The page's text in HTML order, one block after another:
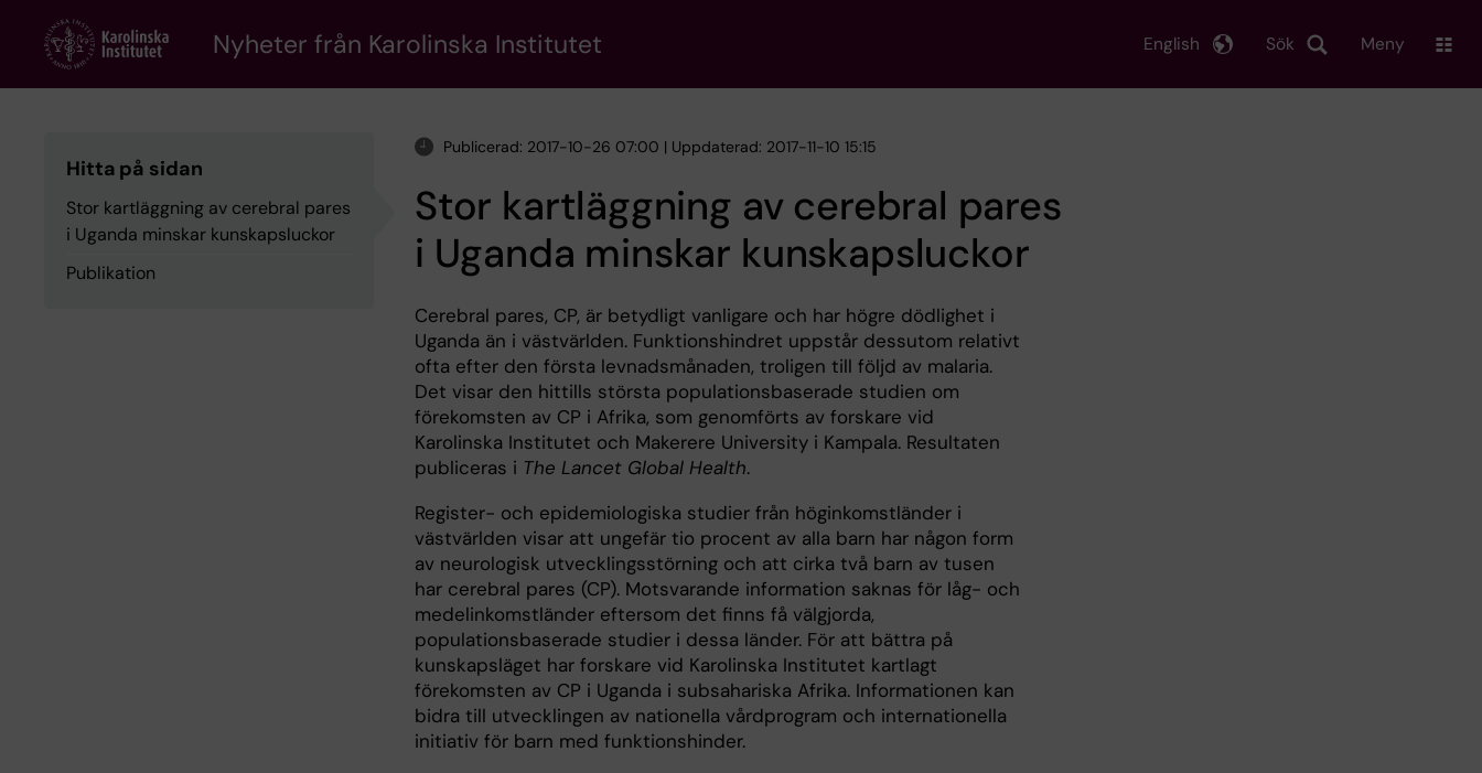
content
Nyheter från Karolinska Institutet Sök
English Meny
Hitta på sidan
Stor kartläggning av cerebral pares
i Uganda minskar kunskapsluckor
Publikation
Publicerad: 2017-10-26 07:00 | Uppdaterad: 2017-11-10 15:15
Stor kartläggning av cerebral pares
i Uganda minskar kunskapsluckor
Cerebral pares, CP, är betydligt vanligare och har högre dödlighet i
Uganda än i västvärlden. Funktionshindret uppstår dessutom relativt
ofta efter den första levnadsmånaden, troligen till följd av malaria.
Det visar den hittills största populationsbaserade studien om
förekomsten av CP i Afrika, som genomförts av forskare vid
Karolinska Institutet och Makerere University i Kampala. Resultaten
publiceras i The Lancet Global Health.
Register- och epidemiologiska studier från höginkomstländer i
västvärlden visar att ungefär tio procent av alla barn har någon form
av neurologisk utvecklingsstörning och att cirka två barn av tusen
har cerebral pares (CP). Motsvarande information saknas för låg- och
medelinkomstländer eftersom det finns få välgjorda,
populationsbaserade studier i dessa länder. För att bättra på
kunskapsläget har forskare vid Karolinska Institutet kartlagt
förekomsten av CP i Uganda i subsahariska Afrika. Informationen kan
bidra till utvecklingen av nationella vårdprogram och internationella
initiativ för barn med funktionshinder.